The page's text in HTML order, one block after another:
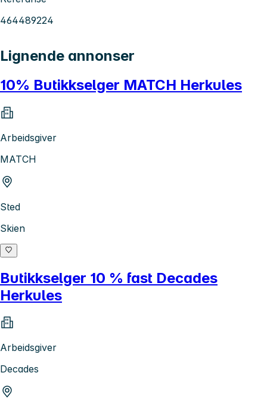
464489224
Lignende annonser
10% Butikkselger MATCH Herkules
Arbeidsgiver
MATCH
Sted
Skien
Butikkselger 10 % fast Decades
Herkules
Arbeidsgiver
Decades